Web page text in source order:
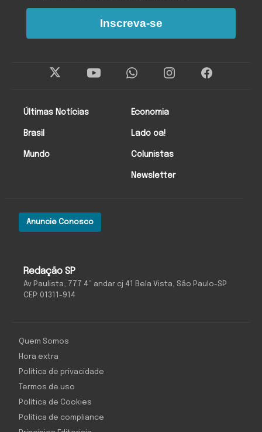
Redação SP
Av Paulista, 777 4º andar cj 41 Bela Vista, São Paulo-SP
CEP: 01311-914
Anuncie Conosco
Últimas Notícias
Brasil
Mundo
Economia
Lado oa!
Colunistas
Newsletter
Inscreva-se
Quem Somos
Hora extra
Política de privacidade
Termos de uso
Política de Cookies
Política de compliance